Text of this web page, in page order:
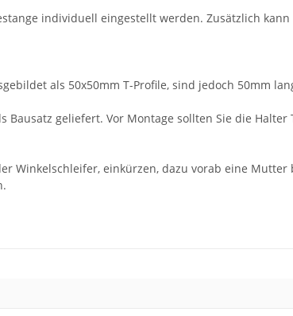
individuell eingestellt werden. Zusätzlich
als 50x50mm T-Profile, sind jedoch 50mm
geliefert. Vor Montage sollten Sie die
Winkelschleifer, einkürzen, dazu vorab eine